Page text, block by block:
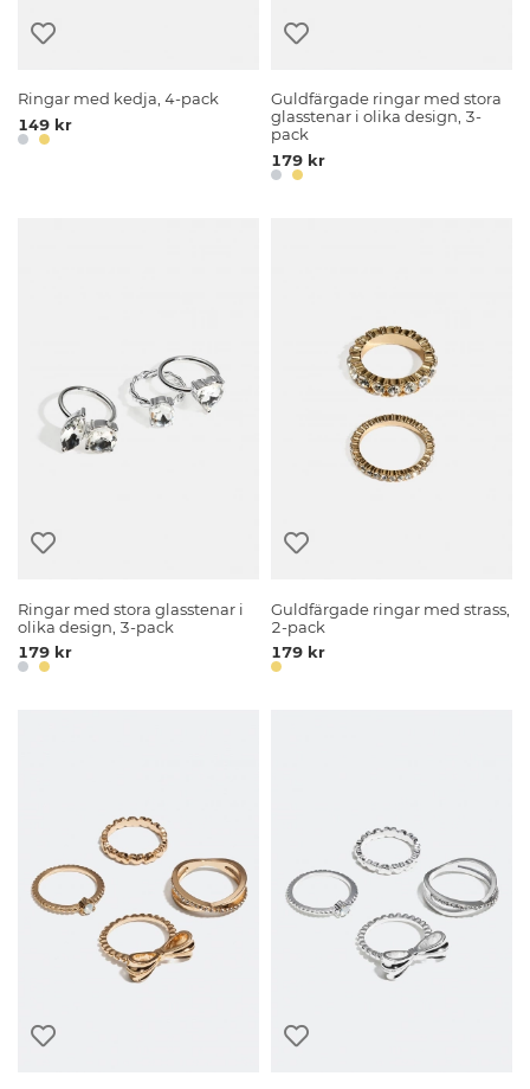
Ringar med kedja, 4-pack
149 kr
Guldfärgade ringar med stora
glasstenar i olika design, 3-
pack
179 kr
Ringar med stora glasstenar i
olika design, 3-pack
179 kr
Guldfärgade ringar med strass,
2-pack
179 kr